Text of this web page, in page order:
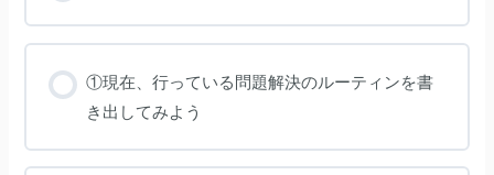
①現在、行っている問題解決のルーティンを書
き出してみよう